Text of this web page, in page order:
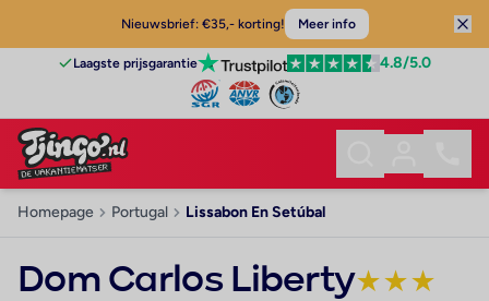
Nieuwsbrief: €35,- korting! Meer info
Laagste prijsgarantie 4.8/5.0
Homepage Portugal Lissabon En Setúbal
Dom Carlos Liberty★★★